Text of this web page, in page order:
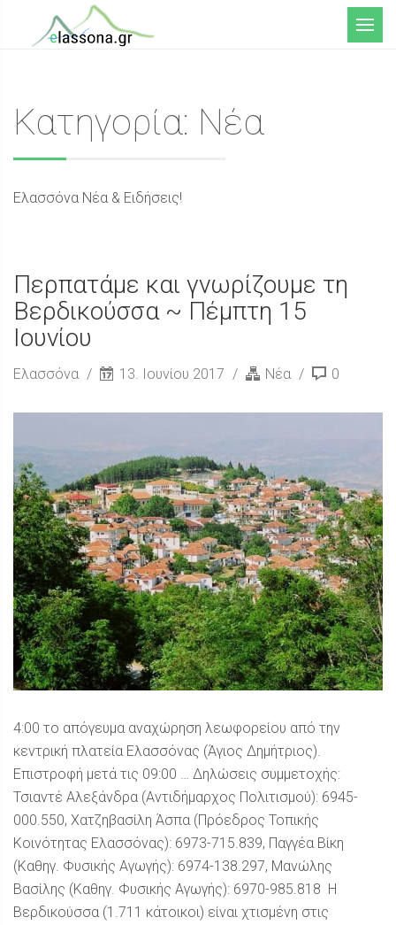
Μενού
Κατηγορία: Νέα
Ελασσόνα Νέα & Ειδήσεις!
Περπατάμε και γνωρίζουμε τη
Βερδικούσσα ~ Πέμπτη 15
Ιουνίου
Ελασσόνα 13. Ιουνίου 2017 Νέα 0
4:00 το απόγευμα αναχώρηση λεωφορείου από την
κεντρική πλατεία Ελασσόνας (Άγιος Δημήτριος).
Επιστροφή μετά τις 09:00 … Δηλώσεις συμμετοχής:
Τσιαντέ Αλεξάνδρα (Αντιδήμαρχος Πολιτισμού): 6945-
000.550, Χατζηβασίλη Άσπα (Πρόεδρος Τοπικής
Κοινότητας Ελασσόνας): 6973-715.839, Παγγέα Βίκη
(Καθηγ. Φυσικής Αγωγής): 6974-138.297, Μανώλης
Βασίλης (Καθηγ. Φυσικής Αγωγής): 6970-985.818 Η
Βερδικούσσα (1.711 κάτοικοι) είναι χτισμένη στις